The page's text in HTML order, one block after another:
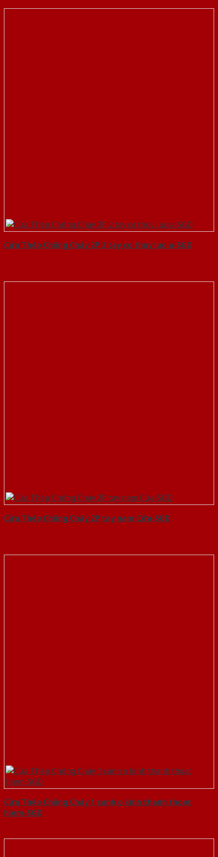
Cửa Thép Chống Cháy 2P 2 tay co thuy luc-a-SGD
Cửa Thép Chống Cháy 2P tay nam Cửa-SGD
Cửa Thép Chống Cháy 1 canh o kinh thanh thoat
hiem-SGD